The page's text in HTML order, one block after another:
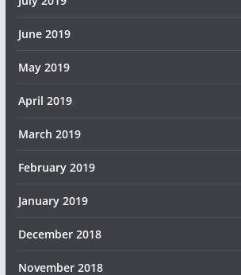
June 2019
May 2019
April 2019
March 2019
February 2019
January 2019
December 2018
November 2018